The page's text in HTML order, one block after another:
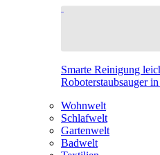
Smarte Reinigung
Roboterstaubsauger
Wohnwelt
Schlafwelt
Gartenwelt
Badwelt